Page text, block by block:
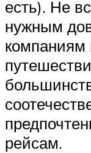
есть). Не
нужным
компаниям
рейсам.